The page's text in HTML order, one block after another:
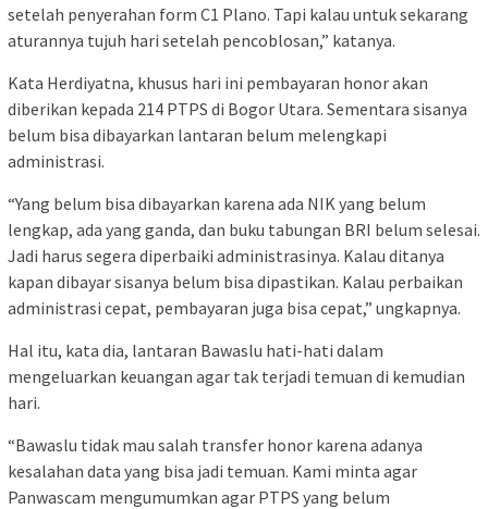
setelah penyerahan form C1 Plano. Tapi kalau untuk sekarang
aturannya tujuh hari setelah pencoblosan,” katanya.
Kata Herdiyatna, khusus hari ini pembayaran honor akan
diberikan kepada 214 PTPS di Bogor Utara. Sementara sisanya
belum bisa dibayarkan lantaran belum melengkapi
administrasi.
“Yang belum bisa dibayarkan karena ada NIK yang belum
lengkap, ada yang ganda, dan buku tabungan BRI belum selesai.
Jadi harus segera diperbaiki administrasinya. Kalau ditanya
kapan dibayar sisanya belum bisa dipastikan. Kalau perbaikan
administrasi cepat, pembayaran juga bisa cepat,” ungkapnya.
Hal itu, kata dia, lantaran Bawaslu hati-hati dalam
mengeluarkan keuangan agar tak terjadi temuan di kemudian
hari.
“Bawaslu tidak mau salah transfer honor karena adanya
kesalahan data yang bisa jadi temuan. Kami minta agar
Panwascam mengumumkan agar PTPS yang belum